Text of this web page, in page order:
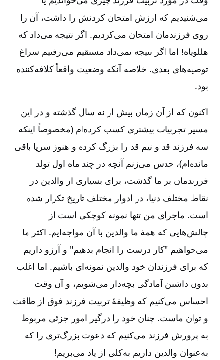
می‌شنیدیم که ارزش امتحان کردنش را داشت، آن را
روی فرزندمان امتحان می‌کردیم. اگر نتیجه می‌داد که
هللویاه! اما اگر نتیجه نمی‌داد مستقیم می‌رفتیم سراغ
توصیه‌های بعدی. خلاصه آنکه وضعیت واقعاً کلافه‌کننده
بود.
اکنون که از آن زمان بیش از نه سال گذشته و در این
مسیر تجربیات بیشتری کسب کرده‌ام (مخصوصاً اینکه
سه فرزند قد و نیم قد را بزرگ کرده‌ و هنوز سرپا باقی‌
مانده‌ام)، حدس می‌زنم آنچه در چند ماه اول تولد
فرزندمان بر ما گذشت، برای بسیاری از والدین در
نقاط مختلف دنیا، در ادوار مختلف تاریخ تکرار شده
است. ماجرای من تنها نمونه کوچکی است از
چالش‌هایی که همۀ ما والدین با آن مواجه‌ایم. اکثر ما
می‌خواهیم "کار درست را انجام بدهیم" و آرزو داریم
که برای فرزندان خود والدین نمونه‌ای باشیم. اما اغلب
بدون داشتن آمادگی بچه‌دار می‌شویم، و آن وقت
احساس می‌کنیم که وظیفۀ تربیت فرزند فوق از طاقت
و توان ماست. چنان خود را درگیر امور جزئی مربوط
به پرورش فرزند می‌کنیم که دعوت بزرگ‌تری را که
به‌عنوان والدین داریم به‌کلی از یاد می‌بریم!